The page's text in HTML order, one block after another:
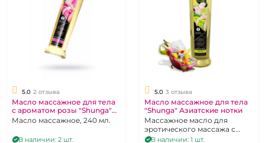
5.0 2 отзыва
Масло массажное для тела
с ароматом розы "Shunga"
Афродизия
Масло массажное, 240 мл.
В наличии: 2 шт.
5.0 3 отзыва
Масло массажное для тела
"Shunga" Азиатские нотки
Массажное масло для
эротического массажа с
незабываемыми нотками
В наличии: 1 шт.